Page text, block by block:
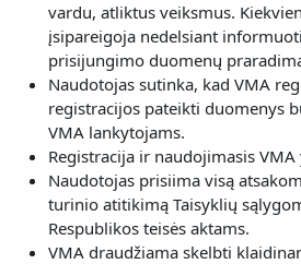
vardu, atliktus veiksmus.
įsipareigoja nedelsiant
prisijungimo duomenų
Naudotojas sutinka, kad VMA
registracijos pateikti duomenys
VMA lankytojams.
Registracija ir naudojimasis
Naudotojas prisiima visą
turinio atitikimą Taisyklių
Respublikos teisės aktams.
VMA draudžiama skelbti